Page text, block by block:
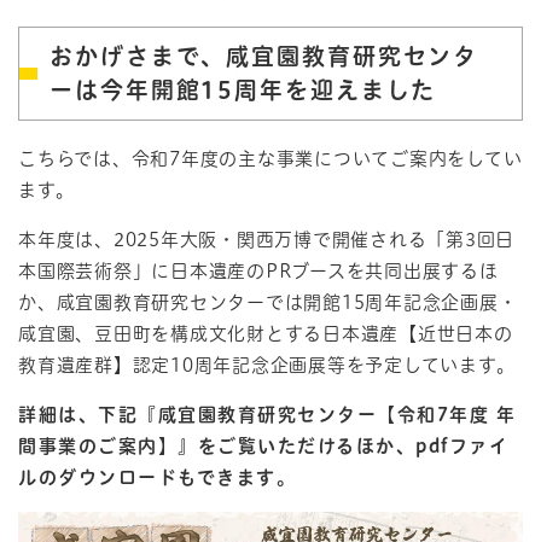
おかげさまで、咸宜園教育研究センタ
ーは今年開館15周年を迎えました
こちらでは、令和7年度の主な事業についてご案内をしてい
ます。
本年度は、2025年大阪・関西万博で開催される「第3回日
本国際芸術祭」に日本遺産のPRブースを共同出展するほ
か、咸宜園教育研究センターでは開館15周年記念企画展・
咸宜園、豆田町を構成文化財とする日本遺産【近世日本の
教育遺産群】認定10周年記念企画展等を予定しています。
詳細は、下記『咸宜園教育研究センター【令和7年度 年
間事業のご案内】』をご覧いただけるほか、pdfファイ
ルのダウンロードもできます。